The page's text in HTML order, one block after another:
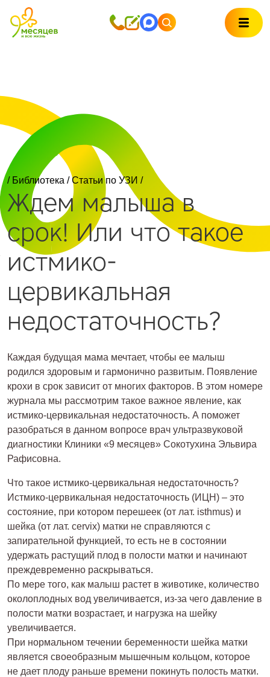
/ Библиотека /Статьи по УЗИ /
Ждем малыша в
срок! Или что такое
истмико-
цервикальная
недостаточность?
Каждая будущая мама мечтает, чтобы ее малыш
родился здоровым и гармонично развитым. Появление
крохи в срок зависит от многих факторов. В этом номере
журнала мы рассмотрим такое важное явление, как
истмико-цервикальная недостаточность. А поможет
разобраться в данном вопросе врач ультразвуковой
диагностики Клиники «9 месяцев» Сокотухина Эльвира
Рафисовна.
Что такое истмико-цервикальная недостаточность?
Истмико-цервикальная недостаточность (ИЦН) – это
состояние, при котором перешеек (от лат. isthmus) и
шейка (от лат. cervix) матки не справляются с
запирательной функцией, то есть не в состоянии
удержать растущий плод в полости матки и начинают
преждевременно раскрываться.
По мере того, как малыш растет в животике, количество
околоплодных вод увеличивается, из-за чего давление в
полости матки возрастает, и нагрузка на шейку
увеличивается.
При нормальном течении беременности шейка матки
является своеобразным мышечным кольцом, которое
не дает плоду раньше времени покинуть полость матки.